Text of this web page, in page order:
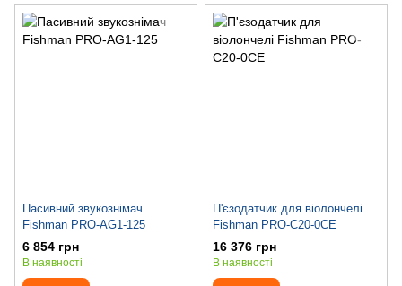
Пасивний звукознімач
Fishman PRO-AG1-125
6 854 грн
В наявності
П'єзодатчик для віолончелі
Fishman PRO-C20-0CE
16 376 грн
В наявності